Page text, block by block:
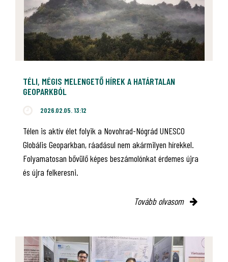
TÉLI, MÉGIS MELENGETŐ HÍREK A HATÁRTALAN
GEOPARKBÓL
2026.02.05. 13:12
Télen is aktív élet folyik a Novohrad-Nógrád UNESCO
Globális Geoparkban, ráadásul nem akármilyen hírekkel.
Folyamatosan bővülő képes beszámolónkat érdemes újra
és újra felkeresni.
Tovább olvasom